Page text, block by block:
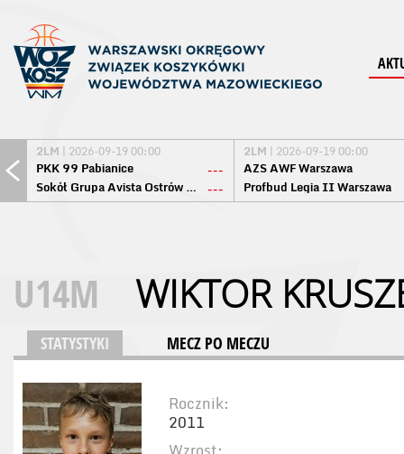
2LM | 2026-09-19 00:00
PKK 99 Pabianice
---
Sokół Grupa Avista Ostrów Maz. ---
2LM | 2026-09-19 00:00
AZS AWF Warszawa
Profbud Legia II Warszawa
U14M WIKTOR
STATYSTYKI MECZ PO MECZU
Rocznik:
2011